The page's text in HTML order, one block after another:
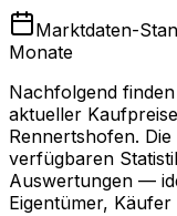
Marktdaten-
Monate
Nachfolgend
aktueller
Rennertshofen.
verfügbaren
Auswertungen —
Eigentümer,